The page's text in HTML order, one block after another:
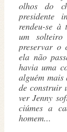
olhos do
presidente
rendeu-se à
um solteiro
preservar o
ela não
havia uma
alguém
de construir
ver Jenny
ciúmes a
homem...